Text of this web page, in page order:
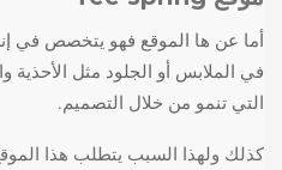
أما عن ها الموقع فهو يتخصص في
في الملابس أو الجلود مثل الأحذية
التي تنمو من خلال التصميم.
كذلك ولهذا السبب يتطلب هذا